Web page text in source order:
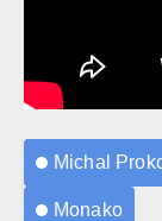
Michal
Monako